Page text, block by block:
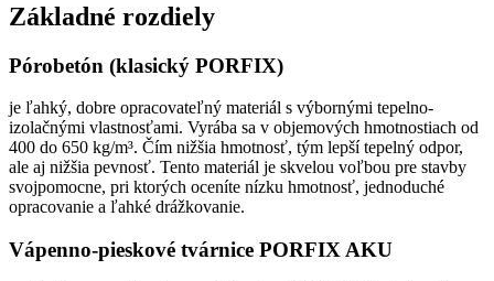
Základné rozdiely
Pórobetón (klasický PORFIX)
je ľahký, dobre opracovateľný materiál s výbornými tepelno-
izolačnými vlastnosťami. Vyrába sa v objemových hmotnostiach od
400 do 650 kg/m³. Čím nižšia hmotnosť, tým lepší tepelný odpor,
ale aj nižšia pevnosť. Tento materiál je skvelou voľbou pre stavby
svojpomocne, pri ktorých oceníte nízku hmotnosť, jednoduché
opracovanie a ľahké drážkovanie.
Vápenno-pieskové tvárnice PORFIX AKU